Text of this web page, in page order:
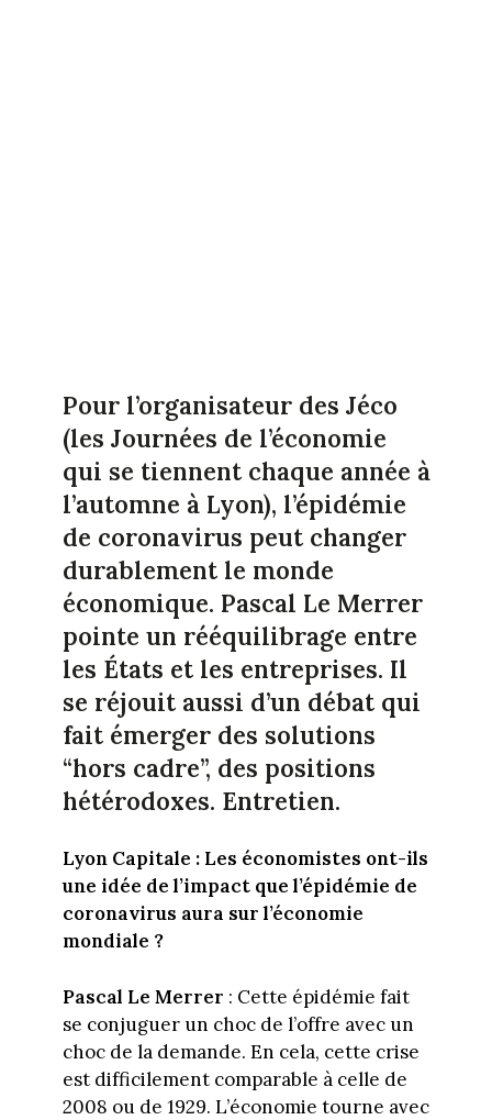
Pour l’organisateur des Jéco
(les Journées de l’économie
qui se tiennent chaque année à
l’automne à Lyon), l’épidémie
de coronavirus peut changer
durablement le monde
économique. Pascal Le Merrer
pointe un rééquilibrage entre
les États et les entreprises. Il
se réjouit aussi d’un débat qui
fait émerger des solutions
“hors cadre”, des positions
hétérodoxes. Entretien.
Lyon Capitale : Les économistes ont-ils
une idée de l’impact que l’épidémie de
coronavirus aura sur l’économie
mondiale ?
Pascal Le Merrer : Cette épidémie fait
se conjuguer un choc de l’offre avec un
choc de la demande. En cela, cette crise
est difficilement comparable à celle de
2008 ou de 1929. L’économie tourne avec